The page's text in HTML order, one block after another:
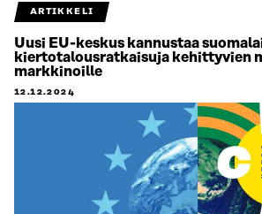
ARTIKKELI
Uusi EU-keskus kannustaa
kiertotalousratkaisuja kehittyvien
markkinoille
12.12.2024